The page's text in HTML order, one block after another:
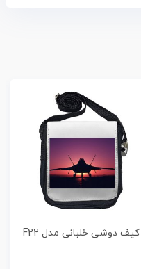
کیف دوشی خلبانی مدل F22